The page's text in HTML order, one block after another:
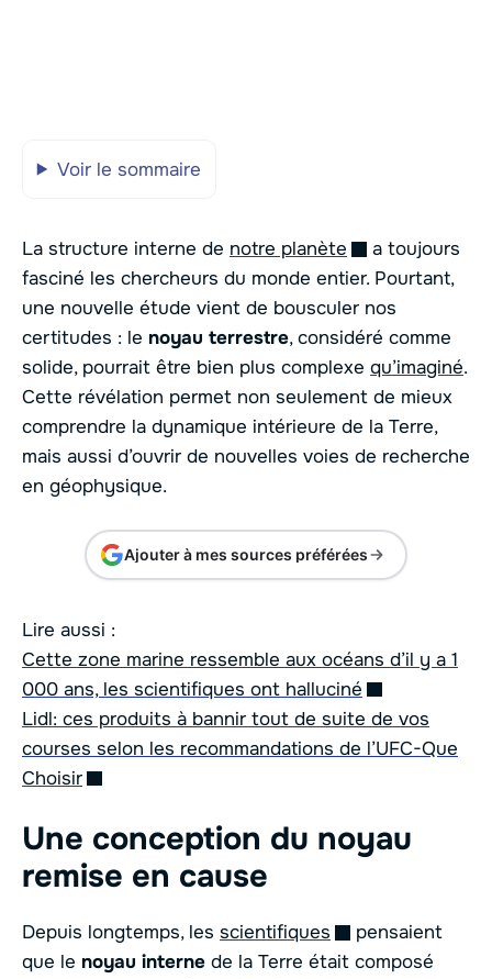
Voir le sommaire
La structure interne de notre planète
a toujours
fasciné les chercheurs du monde entier. Pourtant,
une nouvelle étude vient de bousculer nos
certitudes : le noyau terrestre, considéré comme
solide, pourrait être bien plus complexe qu’imaginé.
Cette révélation permet non seulement de mieux
comprendre la dynamique intérieure de la Terre,
mais aussi d’ouvrir de nouvelles voies de recherche
en géophysique.
Ajouter à mes sources préférées
Lire aussi :
Cette zone marine ressemble aux océans d’il y a 1
000 ans, les scientifiques ont halluciné
Lidl: ces produits à bannir tout de suite de vos
courses selon les recommandations de l’UFC-Que
Choisir
Une conception du noyau
remise en cause
Depuis longtemps, les scientifiques
pensaient
que le noyau interne de la Terre était composé